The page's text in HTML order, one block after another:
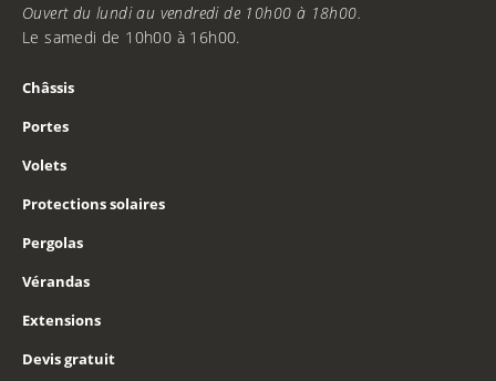
Ouvert du lundi au vendredi de 10h00 à 18h00.
Le samedi de 10h00 à 16h00.
Châssis
Portes
Volets
Protections solaires
Pergolas
Vérandas
Extensions
Devis gratuit